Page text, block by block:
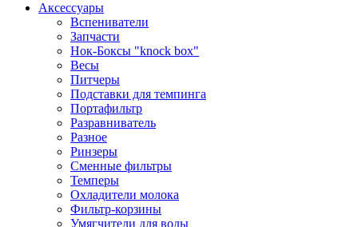
Аксессуары
Вспениватели
Запчасти
Нок-Боксы "knock box"
Весы
Питчеры
Подставки для темпинга
Портафильтр
Разравниватель
Разное
Ринзеры
Сменные фильтры
Темперы
Охладители молока
Фильтр-корзины
Умягчители для воды